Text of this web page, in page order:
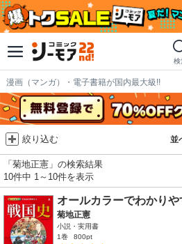
検
漫画（マンガ）・電子書籍が国内最大級!!
並
絞り込む
「菊地正憲」の検索結果
10件中 1～10件を表示
オールカラーでわかりや
菊地正憲
小説・実用書
1巻
800pt